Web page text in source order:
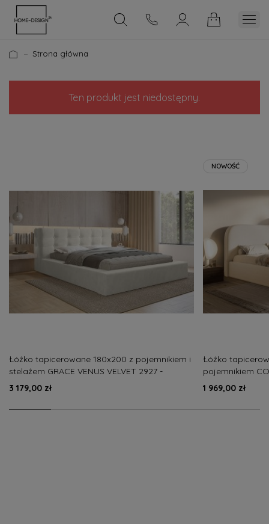
Strona główna
Ten produkt jest niedostępny.
Łóżko tapicerowane 180x200 z pojemnikiem i
stelażem GRACE VENUS VELVET 2927 -
dostępne od ręki
3 179,00 zł
Łóżko
pojemnikiem
1 969,00 zł
NOWOŚĆ